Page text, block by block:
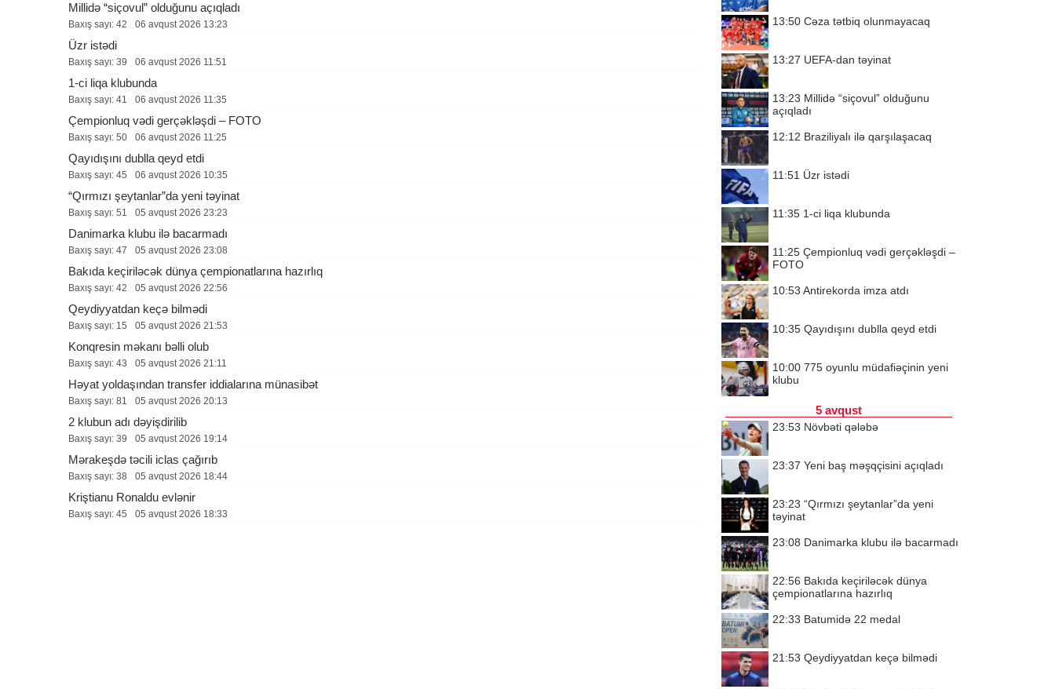
Millidə “siçovul” olduğunu açıqladı
Baxış sayı: 42 06 avqust 2026 13:23
Üzr istədi
Baxış sayı: 39 06 avqust 2026 11:51
1-ci liqa klubunda
Baxış sayı: 41 06 avqust 2026 11:35
Çempionluq vədi gerçəkləşdi – FOTO
Baxış sayı: 50 06 avqust 2026 11:25
Qayıdışını dublla qeyd etdi
Baxış sayı: 45 06 avqust 2026 10:35
“Qırmızı şeytanlar”da yeni təyinat
Baxış sayı: 51 05 avqust 2026 23:23
Danimarka klubu ilə bacarmadı
Baxış sayı: 47 05 avqust 2026 23:08
Bakıda keçiriləcək dünya çempionatlarına hazırlıq
Baxış sayı: 42 05 avqust 2026 22:56
Qeydiyyatdan keçə bilmədi
Baxış sayı: 15 05 avqust 2026 21:53
Konqresin məkanı bəlli olub
Baxış sayı: 43 05 avqust 2026 21:11
Həyat yoldaşından transfer iddialarına münasibət
Baxış sayı: 81 05 avqust 2026 20:13
2 klubun adı dəyişdirilib
Baxış sayı: 39 05 avqust 2026 19:14
Mərakeşdə təcili iclas çağırıb
Baxış sayı: 38 05 avqust 2026 18:44
Kriştianu Ronaldu evlənir
Baxış sayı: 45 05 avqust 2026 18:33
13:50 Cəza tətbiq olunmayacaq
13:27 UEFA-dan təyinat
13:23 Millidə “siçovul” olduğunu
açıqladı
12:12 Braziliyalı ilə qarşılaşacaq
11:51 Üzr istədi
11:35 1-ci liqa klubunda
11:25 Çempionluq vədi gerçəkləşdi –
FOTO
10:53 Antirekorda imza atdı
10:35 Qayıdışını dublla qeyd etdi
10:00 775 oyunlu müdafiəçinin yeni
klubu
5 avqust
23:53 Növbəti qələbə
23:37 Yeni baş məşqçisini açıqladı
23:23 “Qırmızı şeytanlar”da yeni
təyinat
23:08 Danimarka klubu ilə bacarmadı
22:56 Bakıda keçiriləcək dünya
çempionatlarına hazırlıq
22:33 Batumidə 22 medal
21:53 Qeydiyyatdan keçə bilmədi